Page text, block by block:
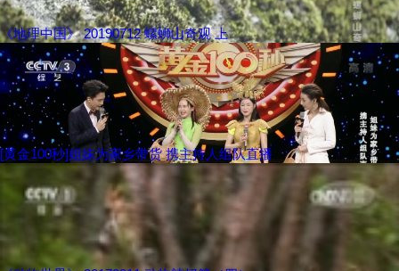
《地理中国》 20190712 螺蛳山奇观 上
[黄金100秒]姐妹为家乡带货 携主持人组队直播